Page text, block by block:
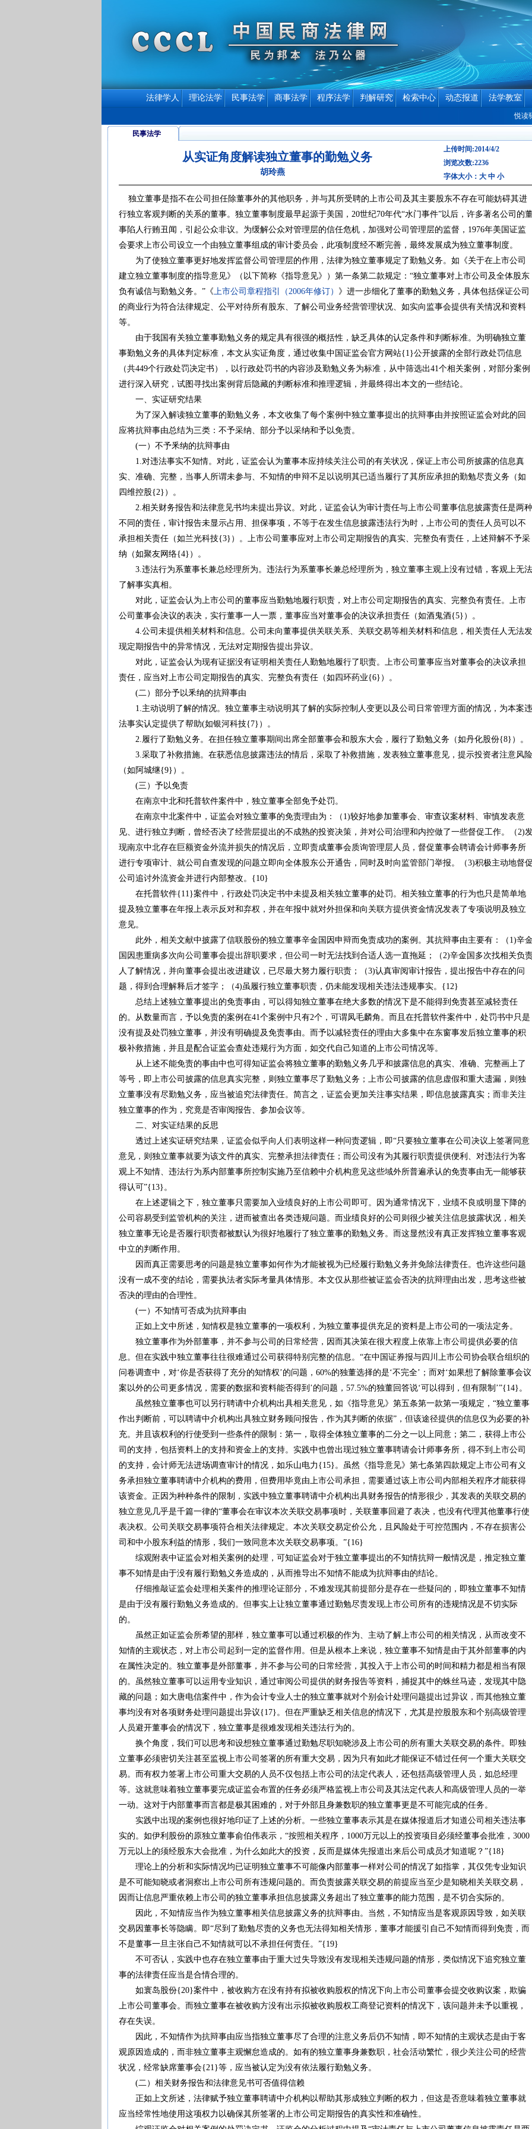
法律学人 理论法学 民事法学 商事法学 程序法学 判解研究 检索中心 动态报道 法学教室
悦读驿站专
民事法学
从实证角度解读独立董事的勤勉义务
胡玲燕
上传时间:2014/4/2
浏览次数:2236
字体大小： 大 中 小
独立董事是指不在公司担任除董事外的其他职务，并与其所受聘的上市公司及其主要股东不存在可能妨碍其进
行独立客观判断的关系的董事。独立董事制度最早起源于美国，20世纪70年代“水门事件”以后，许多著名公司的
事陷人行贿丑闻，引起公众非议。为缓解公众对管理层的信任危机，加强对公司管理层的监督，1976年美国证监
会要求上市公司设立一个由独立董事组成的审计委员会，此项制度经不断完善，最终发展成为独立董事制度。
为了使独立董事更好地发挥监督公司管理层的作用，法律为独立董事规定了勤勉义务。如《关于在上市公司
建立独立董事制度的指导意见》（以下简称《指导意见》）第一条第二款规定：“独立董事对上市公司及全体股东
负有诚信与勤勉义务。”《上市公司章程指引（2006年修订） 》进一步细化了董事的勤勉义务，具体包括保证公司
的商业行为符合法律规定、公平对待所有股东、了解公司业务经营管理状况、如实向监事会提供有关情况和资料
等。
由于我国有关独立董事勤勉义务的规定具有很强的概括性，缺乏具体的认定条件和判断标准。为明确独立董
事勤勉义务的具体判定标准，本文从实证角度，通过收集中国证监会官方网站{1}公开披露的全部行政处罚信息
（共449个行政处罚决定书），以行政处罚书的内容涉及勤勉义务为标准，从中筛选出41个相关案例，对部分案例
进行深入研究，试图寻找出案例背后隐藏的判断标准和推理逻辑，并最终得出本文的一些结论。
一、实证研究结果
为了深入解读独立董事的勤勉义务，本文收集了每个案例中独立董事提出的抗辩事由并按照证监会对此的回
应将抗辩事由总结为三类：不予采纳、部分予以采纳和予以免责。
(一）不予釆纳的抗辩事由
1.对违法事实不知情。对此，证监会认为董事本应持续关注公司的有关状况，保证上市公司所披露的信息真
实、准确、完整，当事人所谓未参与、不知情的申辩不足以说明其已适当履行了其所应承担的勤勉尽责义务（如
四维控股{2}）。
2.相关财务报告和法律意见书均未提出异议。对此，证监会认为审计责任与上市公司董事信息披露责任是两种
不同的责任，审计报告未显示占用、担保事项，不等于在发生信息披露违法行为时，上市公司的责任人员可以不
承担相关责任（如兰光科技{3}）。上市公司董事应对上市公司定期报告的真实、完整负有责任，上述辩解不予采
纳（如聚友网络{4}）。
3.违法行为系董事长兼总经理所为。违法行为系董事长兼总经理所为，独立董事主观上没有过错，客观上无法
了解事实真相。
对此，证监会认为上市公司的董事应当勤勉地履行职责，对上市公司定期报告的真实、完整负有责任。上市
公司董事会决议的表决，实行董事一人一票，董事应当对董事会的决议承担责任（如酒鬼酒{5}）。
4.公司未提供相关材料和信息。公司未向董事提供关联关系、关联交易等相关材料和信息，相关责任人无法发
现定期报告中的异常情况，无法对定期报告提出异议。
对此，证监会认为现有证据没有证明相关责任人勤勉地履行了职责。上市公司董事应当对董事会的决议承担
责任，应当对上市公司定期报告的真实、完整负有责任（如四环药业{6}）。
(二）部分予以釆纳的抗辩事由
1.主动说明了解的情况。独立董事主动说明其了解的实际控制人变更以及公司日常管理方面的情况，为本案违
法事实认定提供了帮助(如银河科技{7}）。
2.履行了勤勉义务。在担任独立董事期间出席全部董事会和股东大会，履行了勤勉义务（如丹化股份{8}）。
3.采取了补救措施。在获悉信息披露违法的情后，采取了补救措施，发表独立董事意见，提示投资者注意风险
（如阿城继{9}）。
(三）予以免责
在南京中北和托普软件案件中，独立董事全部免予处罚。
在南京中北案件中，证监会对独立董事的免责理由为：（1)较好地参加董事会、审查议案材料、审慎发表意
见、进行独立判断，曾经否决了经营层提出的不成熟的投资决策，并对公司治理和内控做了一些督促工作。（2)
现南京中北存在巨额资金外流并损失的情况后，立即责成董事会质询管理层人员，督促董事会聘请会计师事务所
进行专项审计、就公司自查发现的问题立即向全体股东公开通告，同时及时向监管部门举报。（3)积极主动地督促
公司追讨外流资金并进行内部整改。{10}
在托普软件{11}案件中，行政处罚决定书中未提及相关独立董事的处罚。相关独立董事的行为也只是简单地
提及独立董事在年报上表示反对和弃权，并在年报中就对外担保和向关联方提供资金情况发表了专项说明及独立
意见。
此外，相关文献中披露了信联股份的独立董事辛金国因申辩而免责成功的案例。其抗辩事由主要有：（1)辛金
国因患重病多次向公司董事会提出辞职要求，但公司一时无法找到合适人选一直拖延；（2)辛金国多次找相关负
人了解情况，并向董事会提出改进建议，已尽最大努力履行职责；（3)认真审阅审计报告，提出报告中存在的问
题，得到合理解释后才签字；（4)虽履行独立董事职责，仍未能发现相关违法违规事实。{12}
总结上述独立董事提出的免责事由，可以得知独立董事在绝大多数的情况下是不能得到免责甚至减轻责任
的。从数量而言，予以免责的案例在41个案例中只有2个，可谓凤毛麟角。而且在托普软件案件中，处罚书中只是
没有提及处罚独立董事，并没有明确提及免责事由。而予以减轻责任的理由大多集中在东窗事发后独立董事的积
极补救措施，并且是配合证监会查处违规行为方面，如交代自己知道的上市公司情况等。
从上述不能免责的事由中也可得知证监会将独立董事的勤勉义务几乎和披露信息的真实、准确、完整画上了
等号，即上市公司披露的信息真实完整，则独立董事尽了勤勉义务；上市公司披露的信息虚假和重大遗漏，则独
立董事没有尽勤勉义务，应当被追究法律责任。简言之，证监会更加关注事实结果，即信息披露真实；而非关注
独立董事的作为，究竟是否审阅报告、参加会议等。
二、对实证结果的反思
透过上述实证研究结果，证监会似乎向人们表明这样一种问责逻辑，即“只要独立董事在公司决议上签署同意
意见，则独立董事就要为该文件的真实、完整承担法律责任；而公司没有为其履行职责提供便利、对违法行为客
观上不知情、违法行为系内部董事所控制实施乃至信赖中介机构意见这些域外所普遍承认的免责事由无一能够获
得认可”{13}。
在上述逻辑之下，独立董事只需要加入业绩良好的上市公司即可。因为通常情况下，业绩不良或明显下降的
公司容易受到监管机构的关注，进而被查出各类违规问题。而业绩良好的公司则很少被关注信息披露状况，相关
独立董事无论是否履行职责都被默认为很好地履行了独立董事的勤勉义务。而这显然没有真正发挥独立董事客观
中立的判断作用。
因而真正需要思考的问题是独立董事如何作为才能被视为已经履行勤勉义务并免除法律责任。也许这些问题
没有一成不变的结论，需要执法者实际考量具体情形。本文仅从那些被证监会否决的抗辩理由出发，思考这些被
否决的理由的合理性。
(一）不知情可否成为抗辩事由
正如上文中所述，知情权是独立董事的一项权利，为独立董事提供充足的资料是上市公司的一项法定务。
独立董事作为外部董事，并不参与公司的日常经营，因而其决策在很大程度上依靠上市公司提供必要的信
息。但在实践中独立董事往往很难通过公司获得特别完整的信息。“在中国证券报与四川上市公司协会联合组织的
问卷调查中，对‘你是否获得了充分的知情权’的问题，60%的独董选择的是‘不完全’；而对‘如果想了解除董事会议
案以外的公司更多情况，需要的数据和资料能否得到’的问题，57.5%的独董回答说‘可以得到，但有限制’”{14}。
虽然独立董事也可以另行聘请中介机构出具相关意见，如《指导意见》第五条第一款第一项规定，“独立董事
作出判断前，可以聘请中介机构出具独立财务顾问报告，作为其判断的依据”，但该途径提供的信息仅为必要的补
充。并且该权利的行使受到一些条件的限制：第一，取得全体独立董事的二分之一以上同意；第二，获得上市公
司的支持，包括资料上的支持和资金上的支持。实践中也曾出现过独立董事聘请会计师事务所，得不到上市公司
的支持，会计师无法进场调查审计的情况，如乐山电力{15}。虽然《指导意见》第七条第四款规定上市公司有义
务承担独立董事聘请中介机构的费用，但费用毕竟由上市公司承担，需要通过该上市公司内部相关程序才能获得
该资金。正因为种种条件的限制，实践中独立董事聘请中介机构出具财务报告的情形很少，其发表的关联交易的
独立意见几乎是千篇一律的“董事会在审议本次关联交易事项时，关联董事回避了表决，也没有代理其他董事行使
表决权。公司关联交易事项符合相关法律规定。本次关联交易定价公允，且风险处于可控范围内，不存在损害公
司和中小股东利益的情形，我们一致同意本次关联交易事项。”{16}
综观附表中证监会对相关案例的处理，可知证监会对于独立董事提出的不知情抗辩一般情况是，推定独立董
事不知情是由于没有履行勤勉义务造成的，从而推导出不知情不能成为抗辩事由的结论。
仔细推敲证监会处理相关案件的推理论证部分，不难发现其前提部分是存在一些疑问的，即独立董事不知情
是由于没有履行勤勉义务造成的。但事实上让独立董事通过勤勉尽责发现上市公司所有的违规情况是不切实际
的。
虽然正如证监会所希望的那样，独立董事可以通过积极的作为、主动了解上市公司的相关情况，从而改变不
知情的主观状态，对上市公司起到一定的监督作用。但是从根本上来说，独立董事不知情是由于其外部董事的内
在属性决定的。独立董事是外部董事，并不参与公司的日常经营，其投入于上市公司的时间和精力都是相当有限
的。虽然独立董事可以运用专业知识，通过审阅公司提供的财务报告等资料，捕捉其中的蛛丝马迹，发现其中隐
藏的问题；如大唐电信案件中，作为会计专业人士的独立董事就对个别会计处理问题提出过异议，而其他独立董
事均没有对各项财务处理问题提出异议{17}。但在严重缺乏相关信息的情况下，尤其是控股股东和个别高级管理
人员避开董事会的情况下，独立董事是很难发现相关违法行为的。
换个角度，我们可以思考和设想独立董事通过勤勉尽职知晓涉及上市公司的所有重大关联交易的条件。即独
立董事必须密切关注甚至监视上市公司签署的所有重大交易，因为只有如此才能保证不错过任何一个重大关联交
易。而有权力签署上市公司重大交易的人员不仅包括上市公司的法定代表人，还包括高级管理人员，如总经理
等。这就意味着独立董事要完成证监会布置的任务必须严格监视上市公司及其法定代表人和高级管理人员的一举
一动。这对于内部董事而言都是极其困难的，对于外部且身兼数职的独立董事更是不可能完成的任务。
实践中出现的案例也很好地印证了上述的分析。一些独立董事表示其是在媒体报道后才知道公司相关违法事
实的。如伊利股份的原独立董事俞伯伟表示，“按照相关程序，1000万元以上的投资项目必须经董事会批准，3000
万元以上的须经股东大会批准，为什么如此大的投资，反而是媒体先报道出来后公司成员才知道呢？”{18}
理论上的分析和实际情况均已证明独立董事不可能像内部董事一样对公司的情况了如指掌，其仅凭专业知识
是不可能知晓或者洞察出上市公司所有违规问题的。而负责披露关联交易的前提应当至少是知晓相关关联交易，
因而让信息严重依赖上市公司的独立董事承担信息披露义务超出了独立董事的能力范围，是不切合实际的。
因此，不知情应当作为独立董事相关信息披露义务的抗辩事由。当然，不知情应当是客观原因导致，如关联
交易因董事长等隐瞒。即“尽到了勤勉尽责的义务也无法得知相关情形，董事才能援引自己不知情而得到免责，而
不是董事一旦主张自己不知情就可以不承担任何责任。”{19}
不可否认，实践中也存在独立董事由于重大过失导致没有发现相关违规问题的情形，类似情况下追究独立董
事的法律责任应当是合情合理的。
如寰岛股份{20}案件中，被收购方在没有持有拟被收购股权的情况下向上市公司董事会提交收购议案，欺骗
上市公司董事会。而独立董事在被收购方没有出示拟被收购股权工商登记资料的情况下，该问题并未予以重视，
存在失误。
因此，不知情作为抗辩事由应当指独立董事尽了合理的注意义务后仍不知情，即不知情的主观状态是由于客
观原因造成的，而非独立董事主观懈怠造成的。如有的独立董事身兼数职，社会活动繁忙，很少关注公司的经营
状况，经常缺席董事会{21}等，应当被认定为没有依法履行勤勉义务。
(二）相关财务报告和法律意见书可否值得信赖
正如上文所述，法律赋予独立董事聘请中介机构以帮助其形成独立判断的权力，但这是否意味着独立董事就
应当经常性地使用这项权力以确保其所签署的上市公司定期报告的真实性和准确性。